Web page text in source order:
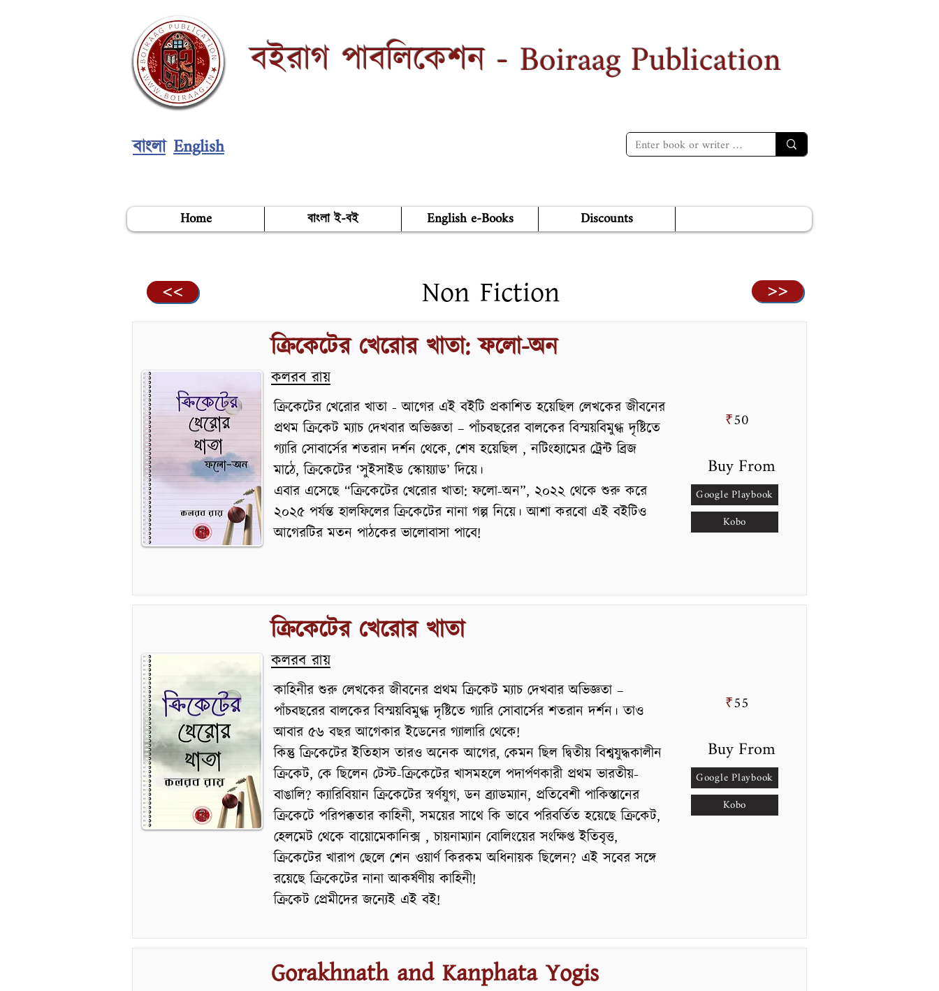
বইরাগ পাবলিকেশন - Boiraag Publication
বাংলা English
Home বাংলা ই-বই English e-Books Discounts
Non Fiction
<< >>
ক্রিকেটের খেরোর খাতা: ফলো-অন
কলরব রায়
ক্রিকেটের খেরোর খাতা - আগের এই বইটি প্রকাশিত হয়েছিল লেখকের জীবনের
প্রথম ক্রিকেট ম্যাচ দেখবার অভিজ্ঞতা – পাঁচবছরের বালকের বিস্ময়বিমুগ্ধ দৃষ্টিতে
গ্যারি সোবার্সের শতরান দর্শন থেকে, শেষ হয়েছিল , নটিংহ্যামের ট্রেন্ট ব্রিজ
মাঠে, ক্রিকেটের ‘সুইসাইড স্কোয়্যাড’ দিয়ে।
এবার এসেছে “ক্রিকেটের খেরোর খাতা: ফলো-অন”, ২০২২ থেকে শুরু করে
২০২৫ পর্যন্ত হালফিলের ক্রিকেটের নানা গল্প নিয়ে। আশা করবো এই বইটিও
আগেরটির মতন পাঠকের ভালোবাসা পাবে!
₹50
Buy From
Google Playbook
Kobo
ক্রিকেটের খেরোর খাতা
কলরব রায়
কাহিনীর শুরু লেখকের জীবনের প্রথম ক্রিকেট ম্যাচ দেখবার অভিজ্ঞতা –
পাঁচবছরের বালকের বিস্ময়বিমুগ্ধ দৃষ্টিতে গ্যারি সোবার্সের শতরান দর্শন। তাও
আবার ৫৬ বছর আগেকার ইডেনের গ্যালারি থেকে!
কিন্তু ক্রিকেটের ইতিহাস তারও অনেক আগের, কেমন ছিল দ্বিতীয় বিশ্বযুদ্ধকালীন
ক্রিকেট, কে ছিলেন টেস্ট-ক্রিকেটের খাসমহলে পদার্পণকারী প্রথম ভারতীয়-
বাঙালি? ক্যারিবিয়ান ক্রিকেটের স্বর্ণযুগ, ডন ব্র্যাডম্যান, প্রতিবেশী পাকিস্তানের
ক্রিকেটে পরিপক্কতার কাহিনী, সময়ের সাথে কি ভাবে পরিবর্তিত হয়েছে ক্রিকেট,
হেলমেট থেকে বায়োমেকানিক্স , চায়নাম্যান বোলিংয়ের সংক্ষিপ্ত ইতিবৃত্ত,
ক্রিকেটের খারাপ ছেলে শেন ওয়ার্ণ কিরকম অধিনায়ক ছিলেন? এই সবের সঙ্গে
রয়েছে ক্রিকেটের নানা আকর্ষণীয় কাহিনী!
ক্রিকেট প্রেমীদের জন্যেই এই বই!
₹55
Buy From
Google Playbook
Kobo
Gorakhnath and Kanphata Yogis